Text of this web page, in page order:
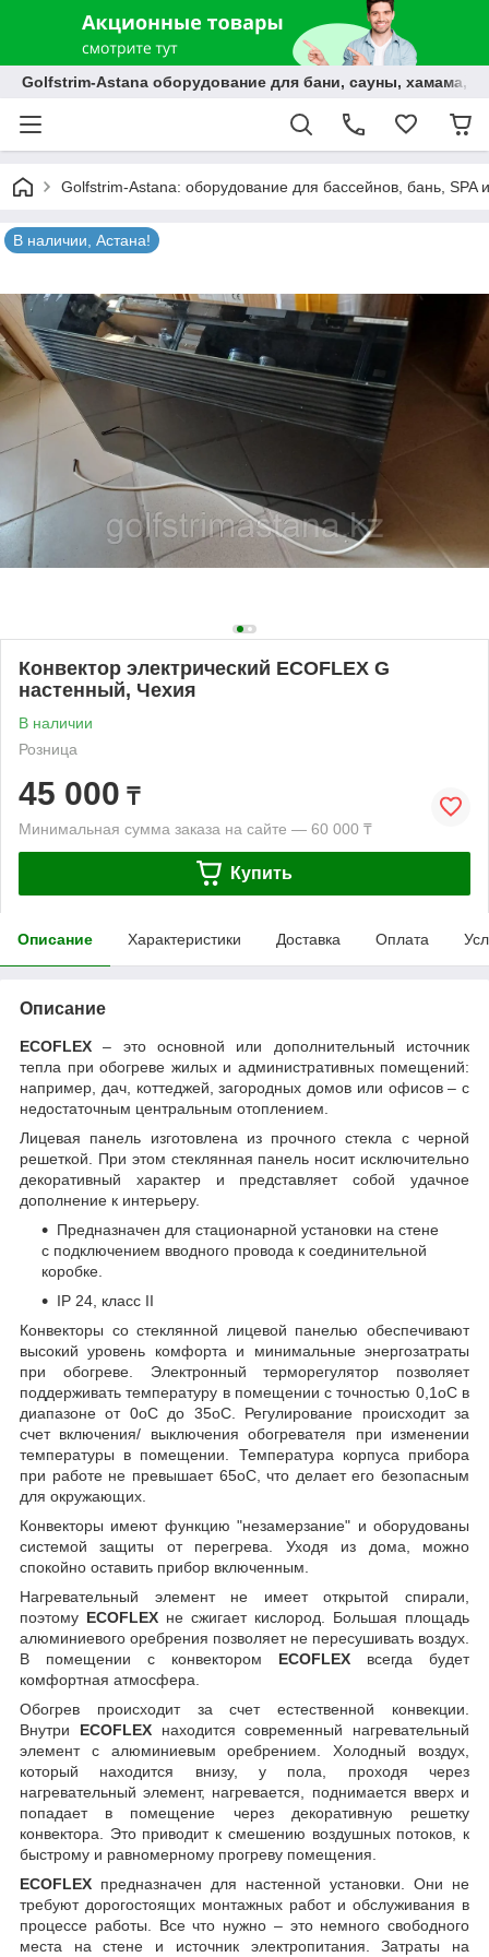
Golfstrim-Astana оборудование для бани, сауны, хамама,
Golfstrim-Astana: оборудование для бассейнов, бань, SPA
В наличии, Астана!
Конвектор электрический ECOFLEX G
настенный, Чехия
В наличии
Розница
45 000 ₸
Минимальная сумма заказа на сайте — 60 000 ₸
Купить
Описание Характеристики Доставка Оплата
Описание
ECOFLEX – это основной или дополнительный источник
тепла при обогреве жилых и административных помещений:
например, дач, коттеджей, загородных домов или офисов – с
недостаточным центральным отоплением.
Лицевая панель изготовлена из прочного стекла с черной
решеткой. При этом стеклянная панель носит исключительно
декоративный характер и представляет собой удачное
дополнение к интерьеру.
Предназначен для стационарной установки на стене
с подключением вводного провода к соединительной
коробке.
IP 24, класс II
Конвекторы со стеклянной лицевой панелью обеспечивают
высокий уровень комфорта и минимальные энергозатраты
при обогреве. Электронный терморегулятор позволяет
поддерживать температуру в помещении с точностью 0,1оС в
диапазоне от 0оС до 35оС. Регулирование происходит за
счет включения/ выключения обогревателя при изменении
температуры в помещении. Температура корпуса прибора
при работе не превышает 65оС, что делает его безопасным
для окружающих.
Конвекторы имеют функцию "незамерзание" и оборудованы
системой защиты от перегрева. Уходя из дома, можно
спокойно оставить прибор включенным.
Нагревательный элемент не имеет открытой спирали,
поэтому ECOFLEX не сжигает кислород. Большая площадь
алюминиевого оребрения позволяет не пересушивать воздух.
В помещении с конвектором ECOFLEX всегда будет
комфортная атмосфера.
Обогрев происходит за счет естественной конвекции.
Внутри ECOFLEXнаходится современный нагревательный
элемент с алюминиевым оребрением. Холодный воздух,
который находится внизу, у пола, проходя через
нагревательный элемент, нагревается, поднимается вверх и
попадает в помещение через декоративную решетку
конвектора. Это приводит к смешению воздушных потоков, к
быстрому и равномерному прогреву помещения.
ECOFLEX предназначен для настенной установки. Они не
требуют дорогостоящих монтажных работ и обслуживания в
процессе работы. Все что нужно – это немного свободного
места на стене и источник электропитания. Затраты на